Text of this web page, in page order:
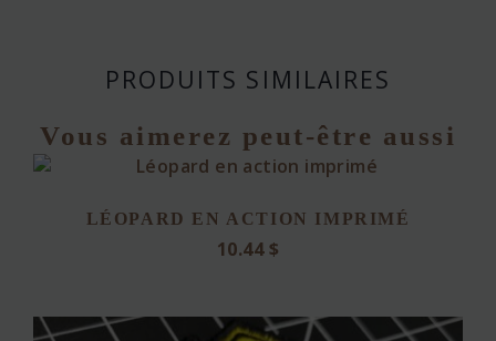
PRODUITS SIMILAIRES
Vous aimerez peut-être aussi
LÉOPARD EN ACTION IMPRIMÉ
10.44$